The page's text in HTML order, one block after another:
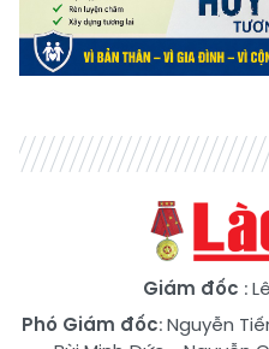
Giám đốc :
Phó Giám đốc:Nguyễn